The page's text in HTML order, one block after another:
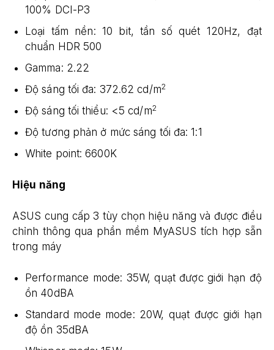
100% DCI-P3
Loại tấm nền: 10 bit, tần số quét 120Hz, đạt
chuẩn HDR 500
Gamma: 2.22
Độ sáng tối đa: 372.62 cd/m2
Độ sáng tối thiểu: <5 cd/m2
Độ tương phản ở mức sáng tối đa: 1:1
White point: 6600K
Hiệu năng
ASUS cung cấp 3 tùy chọn hiệu năng và được điều
chỉnh thông qua phần mềm MyASUS tích hợp sẵn
trong máy
Performance mode: 35W, quạt được giới hạn độ
ồn 40dBA
Standard mode mode: 20W, quạt được giới hạn
độ ồn 35dBA